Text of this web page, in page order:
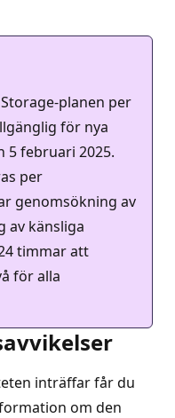
planen per
för nya
5 februari 2025.
per
genomsökning av
av känsliga
timmar att
för alla
inträffar får du
om den